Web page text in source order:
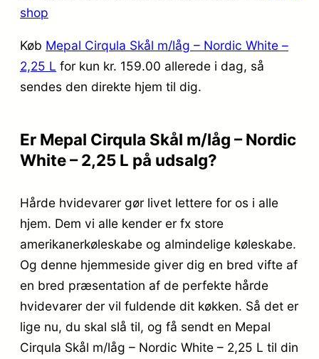
shop
Køb Mepal Cirqula Skål m/låg – Nordic White –
2,25 L for kun kr. 159.00 allerede i dag, så
sendes den direkte hjem til dig.
Er Mepal Cirqula Skål m/låg – Nordic
White – 2,25 L på udsalg?
Hårde hvidevarer gør livet lettere for os i alle
hjem. Dem vi alle kender er fx store
amerikanerkøleskabe og almindelige køleskabe.
Og denne hjemmeside giver dig en bred vifte af
en bred præsentation af de perfekte hårde
hvidevarer der vil fuldende dit køkken. Så det er
lige nu, du skal slå til, og få sendt en Mepal
Cirqula Skål m/låg – Nordic White – 2,25 L til din